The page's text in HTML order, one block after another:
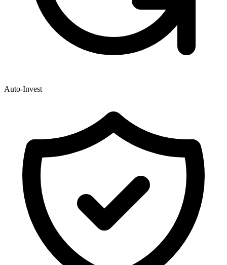
Auto-Invest